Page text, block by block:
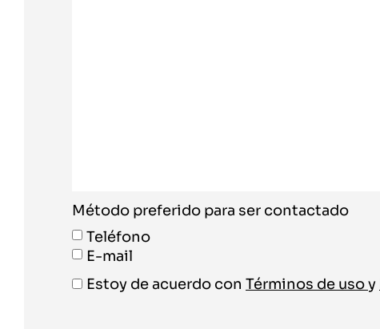
Método preferido para ser contactado
Teléfono
E-mail
Estoy de acuerdo con Términos de usoy